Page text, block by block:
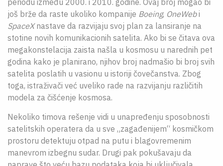
periodu između 2000. i 2010. godine. Ovaj broj mogao bi
još brže da raste ukoliko kompanije Boeing, OneWebi
SpaceXnastave da razvijaju svoj plan za lansiranje na
stotine novih komunikacionih satelita. Ako bi se čitava ova
megakonstelacija zaista našla u kosmosu u narednih pet
godina kako je planirano, njihov broj nadmašio bi broj svih
satelita poslatih u vasionu u istoriji čovečanstva. Zbog
toga, istraživači već uveliko rade na razvijanju različitih
modela za čišćenje kosmosa.
Nekoliko timova rešenje vidi u unapređenju sposobnosti
satelitskih operatera da u sve „zagađenijem“ kosmičkom
prostoru detektuju otpad na putu i blagovremenim
manevrom izbegnu sudar. Drugi pak pokušavaju da